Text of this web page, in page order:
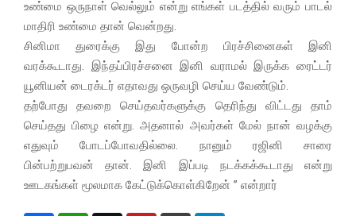
உண்மை ஒருநாள் வெல்லும் என்று எங்கள் படத்தில் வரும் பாடல்
மாதிரி உண்மை தான் வென்றது.
சினிமா துரைக்கு இது போன்ற பிரச்சினைகள் இனி
வரக்கூடாது. இந்தப்பிரச்சனை இனி வராமல் இருக்க ரைட்டர்
யூனியன் டைரக்டர் எதாவது ஒருவழி செய்ய வேண்டும்.
தற்போது தவறை செய்தவர்களுக்கு தெரிந்து விட்டது தாம்
செய்தது பிழை என்று. அதனால் அவர்கள் மேல் நான் வழக்கு
எதுவும் போடப்போவதில்லை. நானும் ரஜினி சாரை
பின்பற்றுபவன் தான். இனி இப்படி நடக்கக்கூடாது என்று
ஊடகங்கள் மூலமாக கேட்டுக்கொள்கிறேன் ” என்றார்